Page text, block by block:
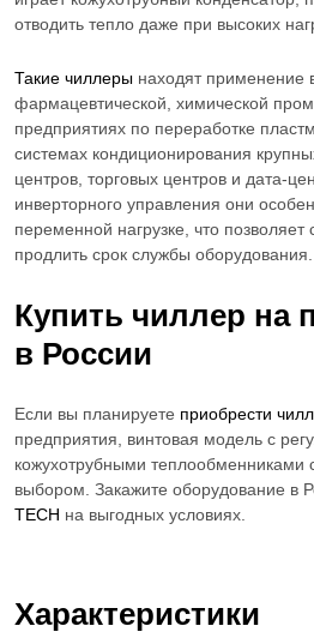
отводить тепло даже при высоких
Такие чиллеры находят применение
фармацевтической, химической
предприятиях по переработке
системах кондиционирования
центров, торговых центров и дата-
инверторного управления они
переменной нагрузке, что позволяет
продлить срок службы оборудования.
Купить чиллер на
в России
Если вы планируете приобрести
предприятия, винтовая модель с
кожухотрубными теплообменниками
выбором. Закажите оборудование в
TECH на выгодных условиях.
Характеристики